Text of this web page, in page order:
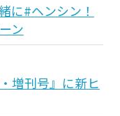
に#ヘンシン！
ン
増刊号』に新ヒ